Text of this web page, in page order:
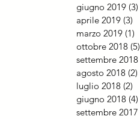
giugno 2019 (3)
aprile 2019 (3)
marzo 2019 (1)
ottobre 2018 (5)
settembre 2018
agosto 2018 (2)
luglio 2018 (2)
giugno 2018 (4)
settembre 2017